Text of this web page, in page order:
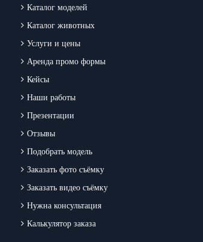
Каталог моделей
Каталог животных
Услуги и цены
Аренда промо формы
Кейсы
Наши работы
Презентации
Отзывы
Подобрать модель
Заказать фото съёмку
Заказать видео съёмку
Нужна консультация
Калькулятор заказа